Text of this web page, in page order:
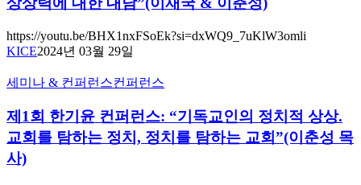
들
회
의
경”
한
윤
컨
퍼
스
신
청
(8
기
윤
컨
런
“기
독
교
인
https://youtu.be/BHX1nxFSoEk?si=dxWQ9_7uKlW3omli
KICE2024년 03월 29일
제
회
한
기
윤
세미나 & 컨퍼런스컨퍼런스
제1회 한기윤 컨퍼런스: “기독교인의 정치적 상상.
교회를 탐하는 정치, 정치를 탐하는 교회”(이춘성 목
사)